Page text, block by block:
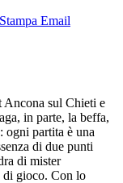
Stampa Email
Ancona sul Chieti e
in parte, la beffa,
partita è una
di due punti
di mister
di gioco. Con lo